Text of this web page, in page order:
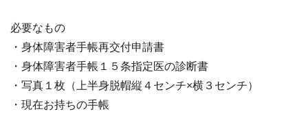
必要なもの
・身体障害者手帳再交付申請書
・身体障害者手帳１５条指定医の診断書
・写真１枚（上半身脱帽縦４センチ×横３センチ）
・現在お持ちの手帳